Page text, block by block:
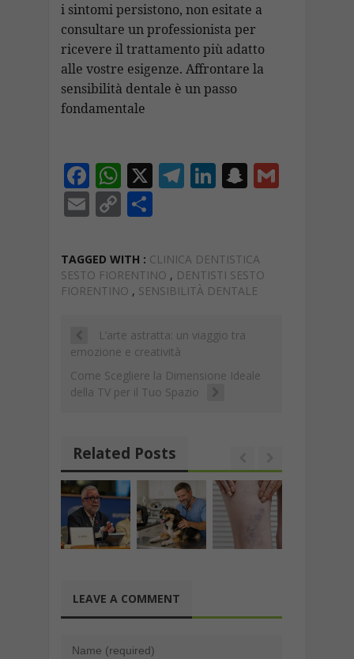
i sintomi persistono, non esitate a
consultare un professionista per
ricevere il trattamento più adatto
alle vostre esigenze. Affrontare la
sensibilità dentale è un passo
fondamentale
F
ac
e
b
o
o
k
W
h
at
s
A
p
p
X T
gr
a
m
Li
e
dI
n
S
p
c
h
G
E
ai
l
C
p
y
Li
n
k
C
n
di
vi
di
TAGGED WITH : CLINICA DENTISTICA
SESTO FIORENTINO , DENTISTI SESTO
FIORENTINO , SENSIBILITÀ DENTALE
L’arte astratta: un viaggio tra
emozione e creatività
Come Scegliere la Dimensione Ideale
della TV per il Tuo Spazio
Related Posts
LEAVE A COMMENT